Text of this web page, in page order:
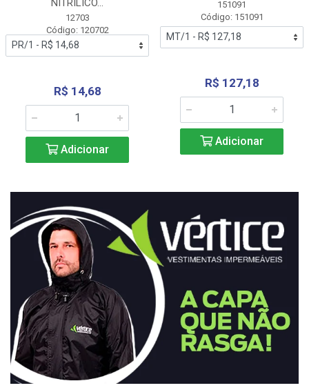
NITRÍLICO...
12703
Código: 120702
R$ 14,68
Adicionar
151091
Código: 151091
R$ 127,18
Adicionar